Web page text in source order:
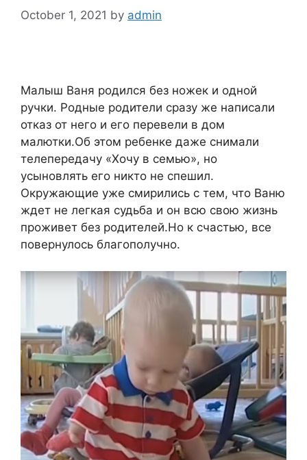
October 1, 2021 by admin
Малыш Ваня родился без ножек и одной
ручки. Родные родители сразу же написали
отказ от него и его перевели в дом
малютки.Об этом ребенке даже снимали
телепередачу «Хочу в семью», но
усыновлять его никто не спешил.
Окружающие уже смирились с тем, что Ваню
ждет не легкая судьба и он всю свою жизнь
проживет без родителей.Но к счастью, все
повернулось благополучно.